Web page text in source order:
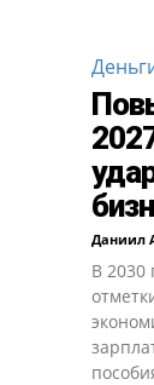
Даниил
В 2030